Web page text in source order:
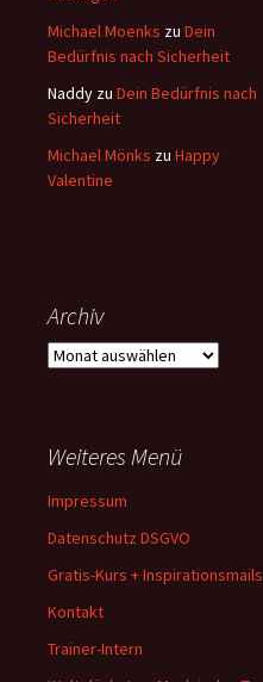
Michael Moenks zu Dein
Bedürfnis nach Sicherheit
Naddy zu Dein Bedürfnis nach
Sicherheit
Michael Mönks zu Happy
Valentine
Archiv
Archiv
Weiteres Menü
Impressum
Datenschutz DSGVO
Gratis-Kurs + Inspirationsmails
Kontakt
Trainer-Intern